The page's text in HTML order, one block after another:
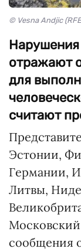
© Vesna Andjic
Нарушения
отражают
для
считают
Эстонии,
Германии,
Литвы,
сообщения